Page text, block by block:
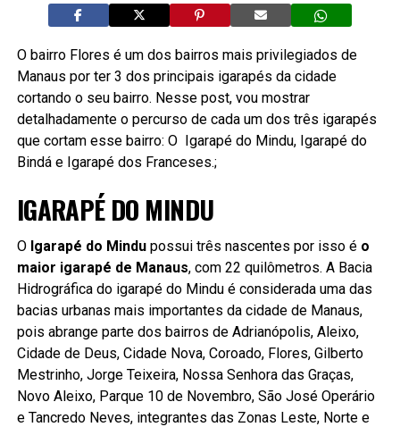
O bairro Flores é um dos bairros mais privilegiados de
Manaus por ter 3 dos principais igarapés da cidade
cortando o seu bairro. Nesse post, vou mostrar
detalhadamente o percurso de cada um dos três igarapés
que cortam esse bairro: O Igarapé do Mindu, Igarapé do
Bindá e Igarapé dos Franceses.;
IGARAPÉ DO MINDU
O Igarapé do Mindu possui três nascentes por isso é o
maior igarapé de Manaus, com 22 quilômetros. A Bacia
Hidrográfica do igarapé do Mindu é considerada uma das
bacias urbanas mais importantes da cidade de Manaus,
pois abrange parte dos bairros de Adrianópolis, Aleixo,
Cidade de Deus, Cidade Nova, Coroado, Flores, Gilberto
Mestrinho, Jorge Teixeira, Nossa Senhora das Graças,
Novo Aleixo, Parque 10 de Novembro, São José Operário
e Tancredo Neves, integrantes das Zonas Leste, Norte e